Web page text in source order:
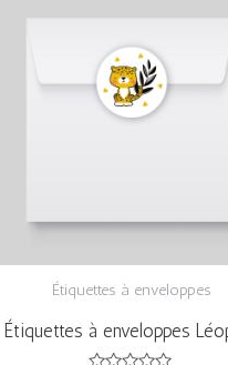
Étiquettes à enveloppes
Étiquettes à enveloppes